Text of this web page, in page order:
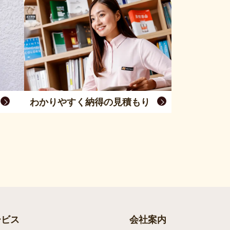
わかりやすく納得の見積もり
ス 会社案内